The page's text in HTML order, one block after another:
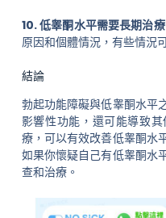
10. 低睾酮水平需要長期治
原因和個體情況，有些情況
結論
勃起功能障礙與低睾酮水平
影響性功能，還可能導致
療，可以有效改善低睾酮水
如果你懷疑自己有低睾酮水
查和治療。